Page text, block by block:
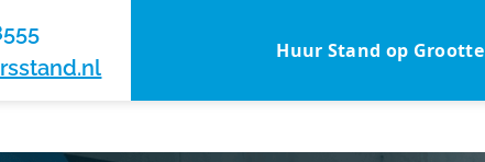
Huur Stand op Grootte